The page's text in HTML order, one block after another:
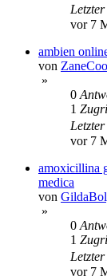
vor 7
ambien
von
»
0
1
vor 7
amoxicillina
medica
von
»
0
1
vor 7